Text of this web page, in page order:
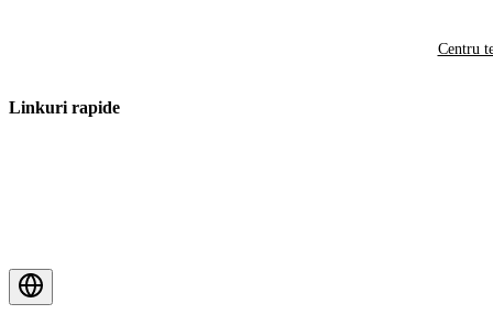
Centru
Linkuri rapide